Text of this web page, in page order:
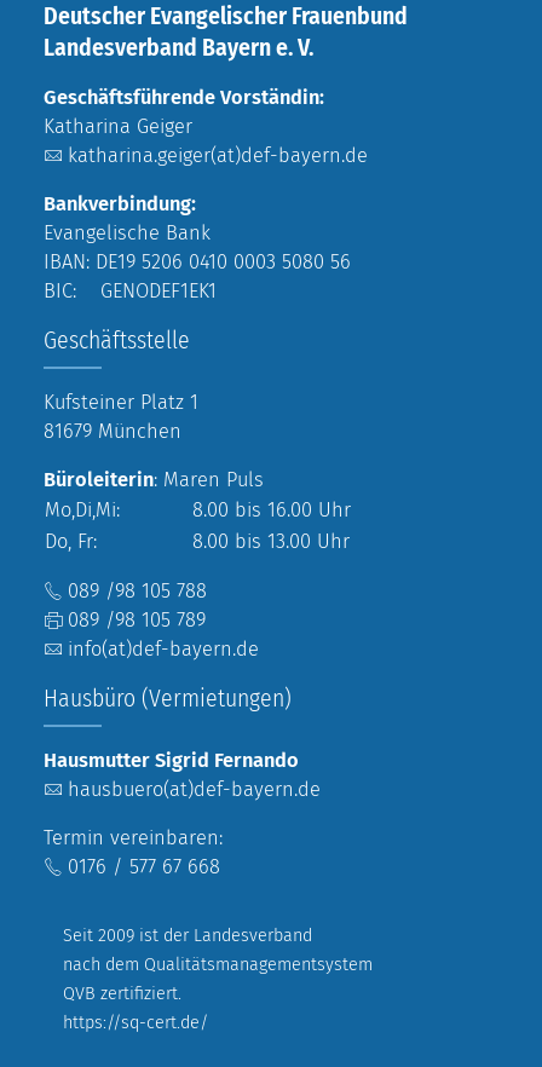
Deutscher Evangelischer Frauenbund
Landesverband Bayern e. V.
Geschäftsführende Vorständin:
Katharina Geiger
katharina.geiger(at)def-bayern.de
Bankverbindung:
Evangelische Bank
IBAN: DE19 5206 0410 0003 5080 56
BIC: GENODEF1EK1
Geschäftsstelle
Kufsteiner Platz 1
81679 München
Büroleiterin: Maren Puls
Mo,Di,Mi:
8.00 bis 16.00 Uhr
Do, Fr:
8.00 bis 13.00 Uhr
089 /98 105 788
089 /98 105 789
info(at)def-bayern.de
Hausbüro (Vermietungen)
Hausmutter Sigrid Fernando
hausbuero(at)def-bayern.de
Termin vereinbaren:
0176 / 577 67 668
Seit 2009 ist der Landesverband
nach dem Qualitätsmanagementsystem
QVB zertifiziert.
https://sq-cert.de/